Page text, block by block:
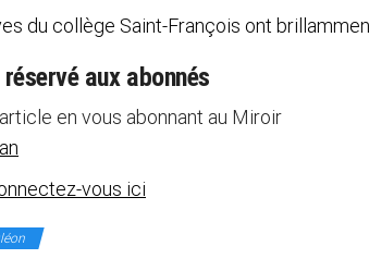
du collège Saint-François ont
aux abonnés
en vous abonnant au Miroir
vous ici